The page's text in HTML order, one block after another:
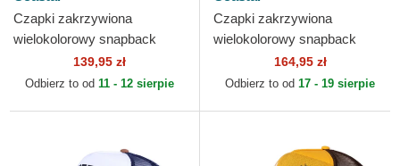
Czapki zakrzywiona
wielokolorowy snapback
Filthy Flamingo HFT Coastal
139,95 zł
Odbierz to od 11 - 12 sierpie
Czapki zakrzywiona
wielokolorowy snapback
Summertime HFT Coastal
164,95 zł
Odbierz to od 17 - 19 sierpie